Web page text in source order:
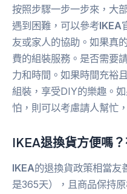
按照步驟一步一步來，大
遇到困難，可以參考IKEA
友或家人的協助。如果真
費的組裝服務。是否需要
力和時間。如果時間充裕
組裝，享受DIY的樂趣。
怕，則可以考慮請人幫忙
IKEA退換貨方便嗎
IKEA的退換貨政策相當友
是365天），且商品保持